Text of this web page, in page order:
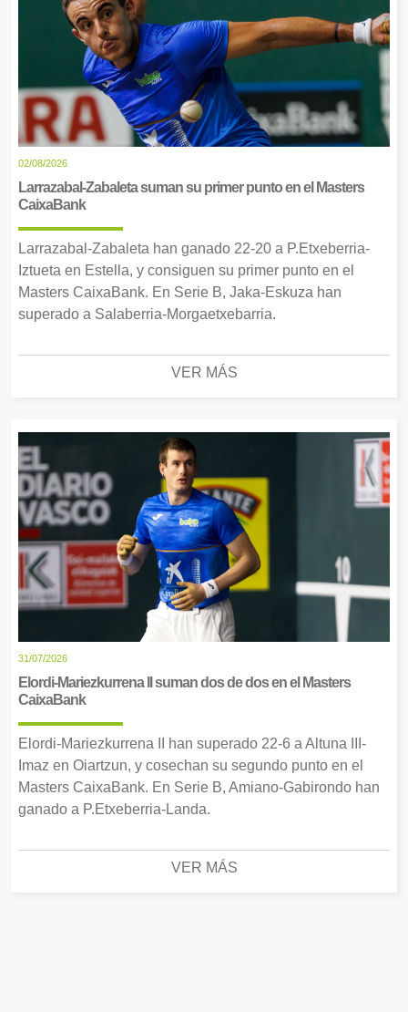
02/08/2026
Larrazabal-Zabaleta suman su primer punto en el Masters
CaixaBank
Larrazabal-Zabaleta han ganado 22-20 a P.Etxeberria-
Iztueta en Estella, y consiguen su primer punto en el
Masters CaixaBank. En Serie B, Jaka-Eskuza han
superado a Salaberria-Morgaetxebarria.
VER MÁS
31/07/2026
Elordi-Mariezkurrena II suman dos de dos en el Masters
CaixaBank
Elordi-Mariezkurrena II han superado 22-6 a Altuna III-
Imaz en Oiartzun, y cosechan su segundo punto en el
Masters CaixaBank. En Serie B, Amiano-Gabirondo han
ganado a P.Etxeberria-Landa.
VER MÁS